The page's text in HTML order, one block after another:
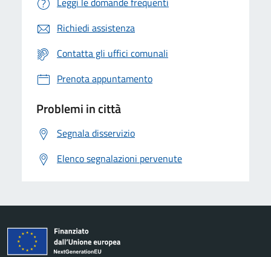
Richiedi assistenza
Contatta gli uffici comunali
Prenota appuntamento
Problemi in città
Segnala disservizio
Elenco segnalazioni pervenute